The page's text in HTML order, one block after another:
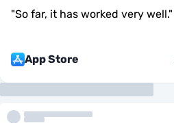
"So far, it has worked very well."
App Store